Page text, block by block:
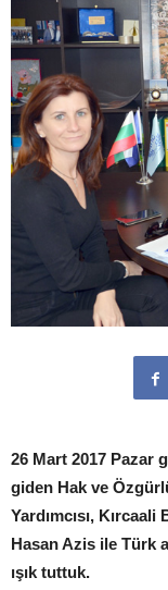
26 Mart 2017 Pazar
giden Hak ve
Yardımcısı,
Hasan Azis ile Türk
ışık tuttuk.